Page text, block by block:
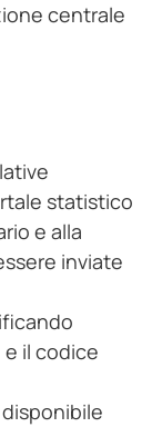
centrale
statistico
e alla
inviate
il codice